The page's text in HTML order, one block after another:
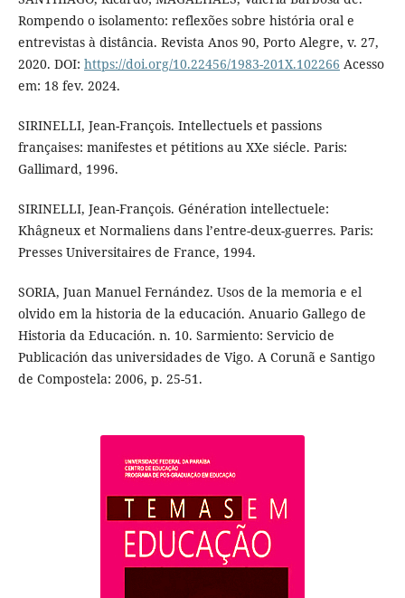
Rompendo o isolamento: reflexões sobre história oral e
entrevistas à distância. Revista Anos 90, Porto Alegre, v. 27,
2020. DOI: https://doi.org/10.22456/1983-201X.102266 Acesso
em: 18 fev. 2024.
SIRINELLI, Jean-François. Intellectuels et passions
françaises: manifestes et pétitions au XXe siécle. Paris:
Gallimard, 1996.
SIRINELLI, Jean-François. Génération intellectuele:
Khâgneux et Normaliens dans l’entre-deux-guerres. Paris:
Presses Universitaires de France, 1994.
SORIA, Juan Manuel Fernández. Usos de la memoria e el
olvido em la historia de la educación. Anuario Gallego de
Historia da Educación. n. 10. Sarmiento: Servicio de
Publicación das universidades de Vigo. A Corunã e Santigo
de Compostela: 2006, p. 25-51.